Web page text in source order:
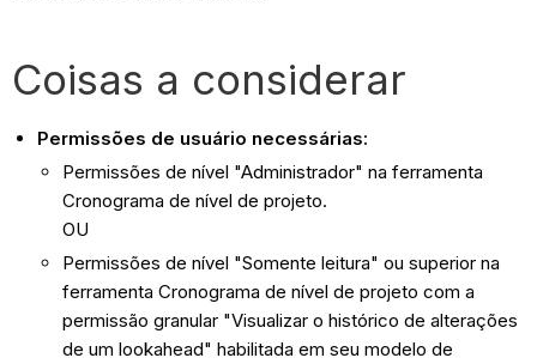
Coisas a considerar
Permissões de usuário necessárias:
Permissões de nível "Administrador" na ferramenta
Cronograma de nível de projeto.
OU
Permissões de nível "Somente leitura" ou superior na
ferramenta Cronograma de nível de projeto com a
permissão granular "Visualizar o histórico de alterações
de um lookahead" habilitada em seu modelo de